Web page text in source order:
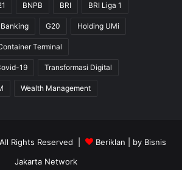
BNPB BRI BRI Liga 1
G20 Holding UMi
Terminal
19 Transformasi Digital
Wealth Management
Rights Reserved | Beriklan | by Bisnis
Jakarta Network